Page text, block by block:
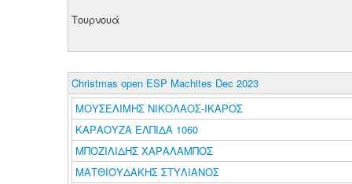
Τουρνουά
Christmas open ESP Machites Dec 2023
ΜΟΥΣΕΛΙΜΗΣ ΝΙΚΟΛΑΟΣ-ΙΚΑΡΟΣ
ΚΑΡΑΟΥΖΑ ΕΛΠΙΔΑ 1060
ΜΠΟΖΙΛΙΔΗΣ ΧΑΡΑΛΑΜΠΟΣ
ΜΑΤΘΙΟΥΔΑΚΗΣ ΣΤΥΛΙΑΝΟΣ